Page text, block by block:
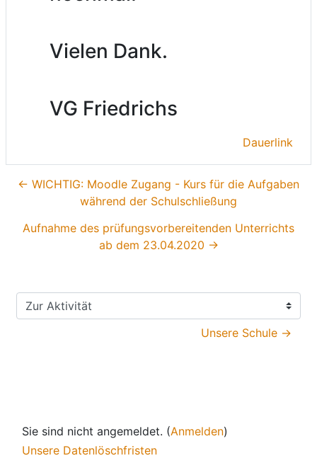
Vielen Dank.
VG Friedrichs
Dauerlink
← WICHTIG: Moodle Zugang - Kurs für die Aufgaben
während der Schulschließung
Aufnahme des prüfungsvorbereitenden Unterrichts
ab dem 23.04.2020 →
Zur Aktivität
Unsere Schule →
Sie sind nicht angemeldet. (Anmelden)
Unsere Datenlöschfristen